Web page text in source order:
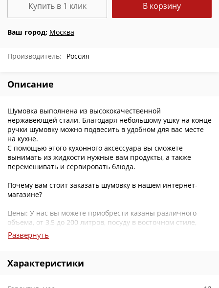
Ваш город: Москва
В корзину
Купить в 1 клик
Производитель: Россия
Описание
Шумовка выполнена из высококачественной
нержавеющей стали. Благодаря небольшому ушку на конце
ручки шумовку можно подвесить в удобном для вас месте
на кухне.
С помощью этого кухонного аксессуара вы сможете
вынимать из жидкости нужные вам продукты, а также
перемешивать и сервировать блюда.
Почему вам стоит заказать шумовку в нашем интернет-
магазине?
Цены: У нас вы можете приобрести казаны различного
объема, от 3,5 до 200 литров, посуду в восточном стиле,
различные аксессуары по самым демократичным ценам.
вы можете позвонить нам, и наши консультанты
обязательно помогут вам с выбором и предоставят всю
Развернуть
Характеристики